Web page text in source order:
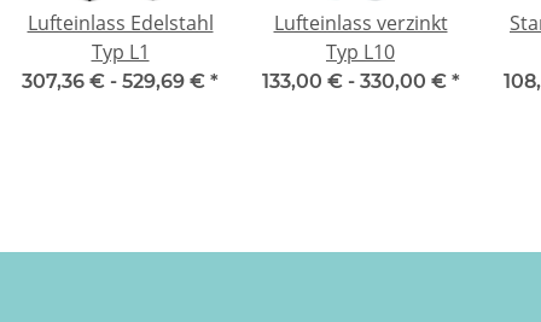
Lufteinlass Edelstahl
Typ L1
307,36 € - 529,69 € *
Lufteinlass verzinkt
Typ L10
133,00 € - 330,00 € *